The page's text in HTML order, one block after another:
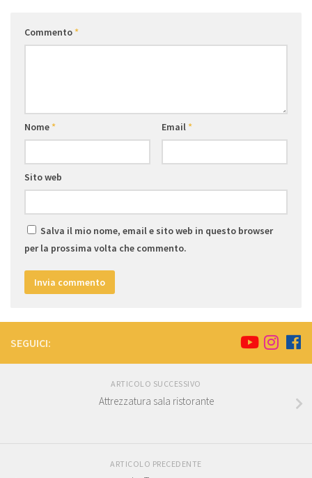
Commento*
Nome* Email*
Sito web
Salva il mio nome, email e sito web in questo browser
per la prossima volta che commento.
SEGUICI:
ARTICOLO SUCCESSIVO
Attrezzatura sala ristorante
ARTICOLO PRECEDENTE